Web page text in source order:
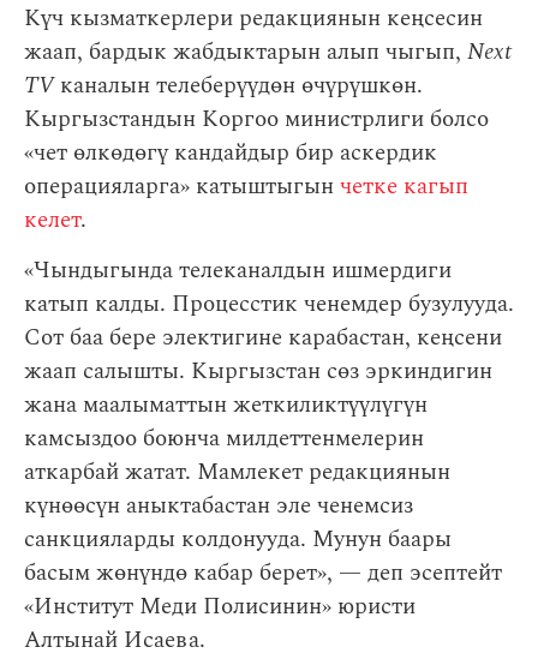
Күч кызматкерлери редакциянын кеңсесин
жаап, бардык жабдыктарын алып чыгып, Next
TVканалын телеберүүдөн өчүрүшкөн.
Кыргызстандын Коргоо министрлиги болсо
«чет өлкөдөгү кандайдыр бир аскердик
операцияларга» катыштыгынчетке кагып
келет.
«Чындыгында телеканалдын ишмердиги
катып калды. Процесстик ченемдер бузулууда.
Сот баа бере электигине карабастан, кеңсени
жаап салышты. Кыргызстан сөз эркиндигин
жана маалыматтын жеткиликтүүлүгүн
камсыздоо боюнча милдеттенмелерин
аткарбай жатат. Мамлекет редакциянын
күнөөсүн аныктабастан эле ченемсиз
санкцияларды колдонууда. Мунун баары
басым жөнүндө кабар берет», — деп эсептейт
«Институт Меди Полисинин» юристи
Алтынай Исаева.